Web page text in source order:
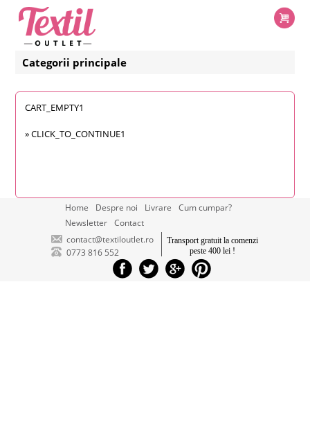
Categorii principale
CART_EMPTY1
»CLICK_TO_CONTINUE1
Home Despre noi Livrare
Cum cumpar?
Newsletter Contact
Transport gratuit la comenzi
peste 400 lei !
contact@textiloutlet.ro
0773 816 552